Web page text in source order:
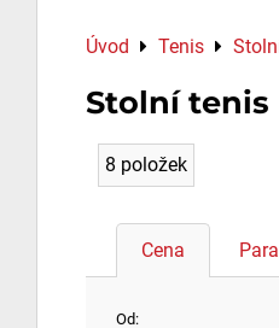
Úvod Tenis
Stolní tenis
8 položek
Cena
Od: